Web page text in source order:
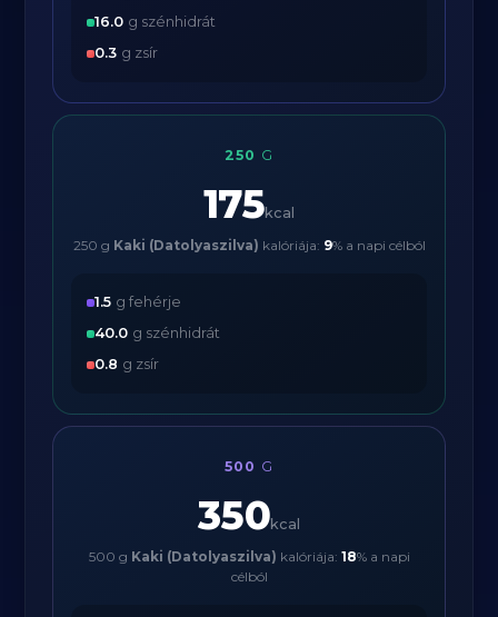
16.0 g szénhidrát
0.3 g zsír
250 G
175kcal
250 g Kaki (Datolyaszilva) kalóriája: 9% a napi célból
1.5 g fehérje
40.0 g szénhidrát
0.8 g zsír
500 G
350kcal
500 g Kaki (Datolyaszilva) kalóriája: 18% a napi
célból